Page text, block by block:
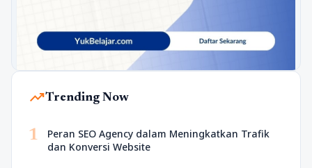
trending_upTrending Now
1
Peran SEO Agency dalam Meningkatkan Trafik
dan Konversi Website